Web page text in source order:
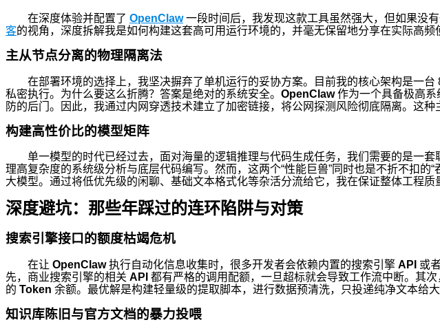
在深度体验并配置了 OpenClaw一段时间后，我发现这款工具虽然强大，但如果没
客的视角，深度拆解我是如何构建这套高可用运行环境的，并毫无保留地分享在实际高频
主从节点分离的物理隔离法
在部署环境的选择上，我坚决摒弃了单机运行的妥协方案。目前我的核心架构是一台
私密执行。为什么要这么折腾？答案是绝对的系统安全。 OpenClaw作为一个具备极高系
防的后门。因此，我通过内网穿透技术建立了加密链接，将公网探测风险彻底隔离。这
构建高性价比的模型矩阵
单一模型的时代已经过去，面对海量的逻辑推理与代码生成任务，我们需要的是一套聪
理高复杂度的系统级分析与底层代码编写。然而，这两个“性能巨兽”同时也是不折不扣的“
大模型。通过将低优先级的闲聊、基础文本格式化等杂活分流给它，我在保证整体工程质
深度避坑：那些年踩过的连环陷阱与对策
搜索引擎接口的额度枯竭危机
在让 OpenClaw执行自动化信息收集时，很多开发者会依赖内置的搜索引擎 API 或
先，商业搜索引擎的相关 API 都有严格的调用配额，一旦超标就会导致工作流中断。其
的 Token 余额。最优解是构建轻量级的提取脚本，进行数据预清洗，只投递纯净文本给大
知识库陈旧与官方文档的暴力投喂